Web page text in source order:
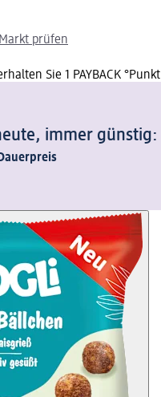
prüfen
Sie 1 PAYBACK °Punkt
immer günstig: